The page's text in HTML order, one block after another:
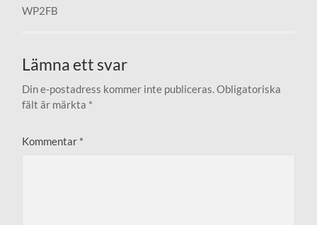
WP2FB
Lämna ett svar
Din e-postadress kommer inte publiceras. Obligatoriska
fält är märkta *
Kommentar *